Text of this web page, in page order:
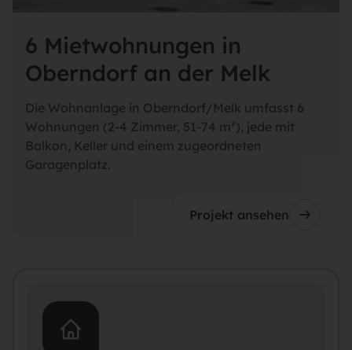
6 Mietwohnungen in
Oberndorf an der Melk
Die Wohnanlage in Oberndorf/Melk umfasst 6
Wohnungen (2-4 Zimmer, 51-74 m²), jede mit
Balkon, Keller und einem zugeordneten
Garagenplatz.
Projekt ansehen